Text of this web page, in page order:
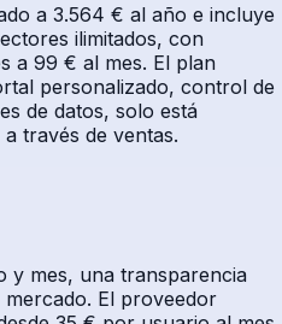
a 3.564 € al año e incluye
ilimitados, con
a 99 € al mes. El plan
personalizado, control de
de datos, solo está
través de ventas.
y mes, una transparencia
El proveedor